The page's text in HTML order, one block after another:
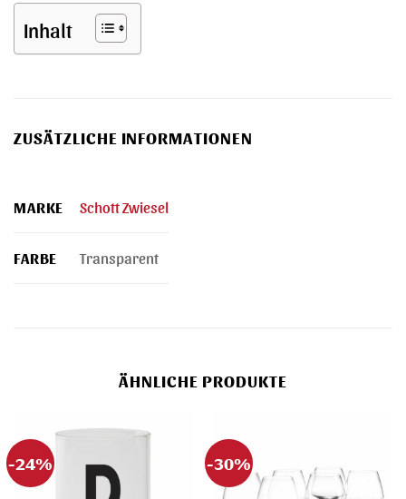
Inhalt
ZUSÄTZLICHE INFORMATIONEN
MARKE Schott Zwiesel
FARBE Transparent
ÄHNLICHE PRODUKTE
-24% -30%